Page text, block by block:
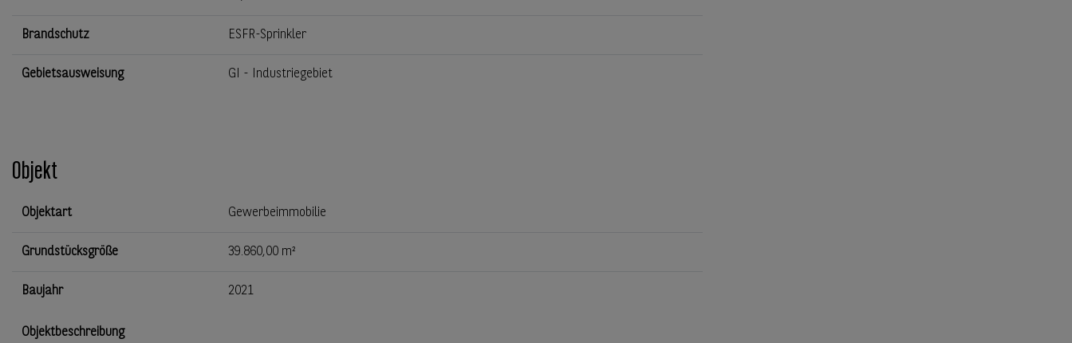
Brandschutz ESFR-Sprinkler
Gebietsausweisung GI - Industriegebiet
Objekt
Objektart Gewerbeimmobilie
Grundstücksgröße 39.860,00 m²
Baujahr 2021
Objektbeschreibung